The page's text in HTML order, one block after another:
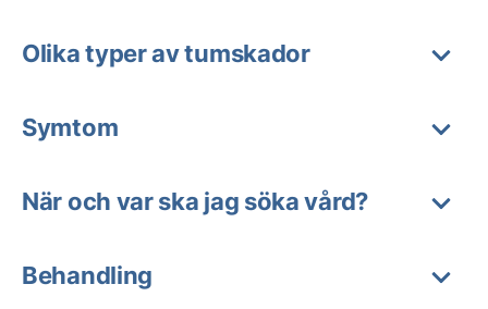
Olika typer av tumskador
Symtom
När och var ska jag söka vård?
Behandling